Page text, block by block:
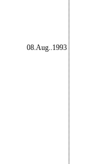
08.Aug..1993